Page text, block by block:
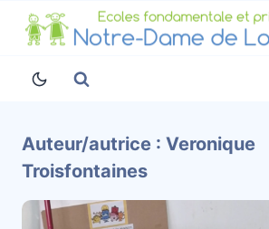
Aller
Auteur/autrice : Veronique
Troisfontaines